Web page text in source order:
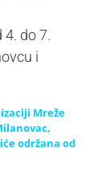
4. do 7.
i
Mreže
održana od